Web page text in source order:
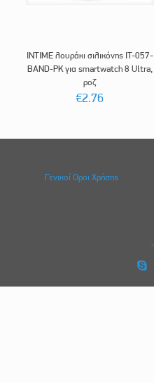
INTIME λουράκι σιλικόνης IT-057-
BAND-PK για smartwatch 8 Ultra,
ροζ
€2.76
Γενικοί Οροι Χρήσης